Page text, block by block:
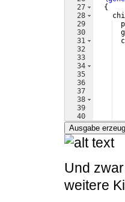
27
28
29
30
31
32
33
34
35
36
37
38
39
40
41
{
  p
  g
Ausgabe
Und
weitere